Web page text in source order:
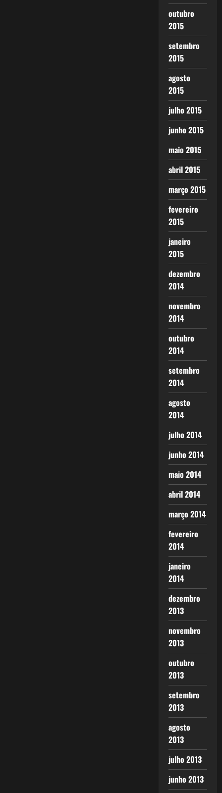
outubro
2015
setembro
2015
agosto
2015
julho 2015
junho 2015
maio 2015
abril 2015
março 2015
fevereiro
2015
janeiro
2015
dezembro
2014
novembro
2014
outubro
2014
setembro
2014
agosto
2014
julho 2014
junho 2014
maio 2014
abril 2014
março 2014
fevereiro
2014
janeiro
2014
dezembro
2013
novembro
2013
outubro
2013
setembro
2013
agosto
2013
julho 2013
junho 2013